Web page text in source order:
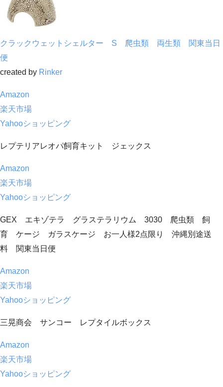
クラックウェットシェルター S 爬虫類 両生類 関東当日
便
created by Rinker
Amazon
楽天市場
Yahooショッピング
レプテリアレオパ飼育キット ジェックス
Amazon
楽天市場
Yahooショッピング
GEX エキゾテラ グラステラリウム 3030 爬虫類 飼
育 ケージ ガラスケージ お一人様2点限り 沖縄別途送
料 関東当日便
Amazon
楽天市場
Yahooショッピング
三晃商会 サンコー レプタイルボックス
Amazon
楽天市場
Yahooショッピング